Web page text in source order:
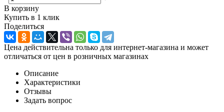
В корзину
Купить в 1 клик
Поделиться
Цена действительна только для интернет-магазина и может
отличаться от цен в розничных магазинах
Описание
Характеристики
Отзывы
Задать вопрос